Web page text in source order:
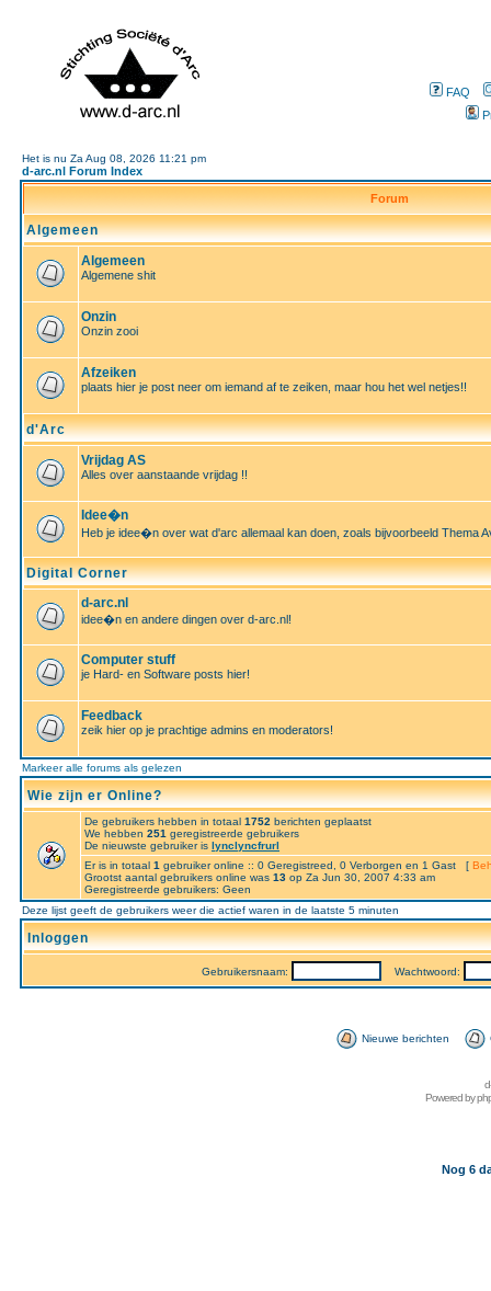
FAQ
Het is nu Za Aug 08, 2026 11:21 pm
d-arc.nl Forum Index
Forum
Algemeen
Algemeen
Algemene shit
Onzin
Onzin zooi
Afzeiken
plaats hier je post neer om iemand af te zeiken, maar hou het wel netjes!!
d'Arc
Vrijdag AS
Alles over aanstaande vrijdag !!
Idee�n
Heb je idee�n over wat d'arc allemaal kan doen, zoals bijvoorbeeld Thema
Digital Corner
d-arc.nl
idee�n en andere dingen over d-arc.nl!
Computer stuff
je Hard- en Software posts hier!
Feedback
zeik hier op je prachtige admins en moderators!
Markeer alle forums als gelezen
Wie zijn er Online?
De gebruikers hebben in totaal 1752 berichten geplaatst
We hebben 251 geregistreerde gebruikers
De nieuwste gebruiker is lynclyncfrurl
Er is in totaal 1 gebruiker online :: 0 Geregistreed, 0 Verborgen en 1 Gast [
Grootst aantal gebruikers online was 13 op Za Jun 30, 2007 4:33 am
Geregistreerde gebruikers: Geen
Deze lijst geeft de gebruikers weer die actief waren in de laatste 5 minuten
Inloggen
Gebruikersnaam: Wachtwoord:
Nieuwe berichten
Powered by
Nog 6